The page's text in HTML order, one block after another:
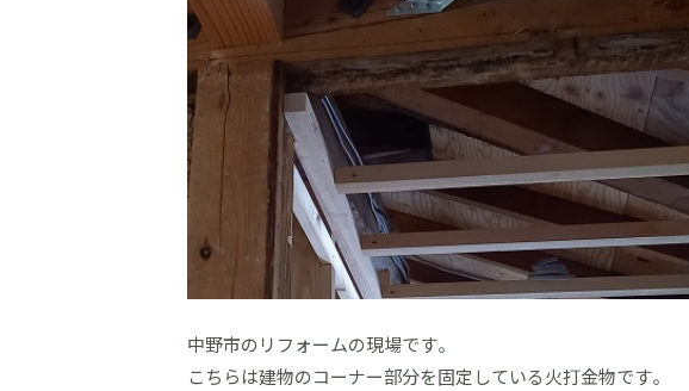
中野市のリフォームの現場です。
こちらは建物のコーナー部分を固定している火打金物です。